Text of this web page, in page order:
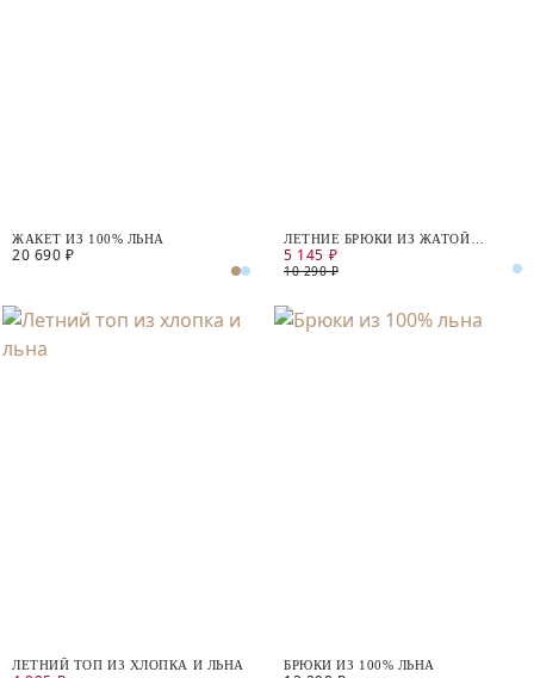
ЖАКЕТ ИЗ 100% ЛЬНА
20 690 ₽
ЛЕТНИЕ БРЮКИ ИЗ ЖАТОЙ
ВИСКОЗЫ
5 145 ₽
10 290 ₽
ЛЕТНИЙ ТОП ИЗ ХЛОПКА И ЛЬНА БРЮКИ ИЗ 100% ЛЬНА